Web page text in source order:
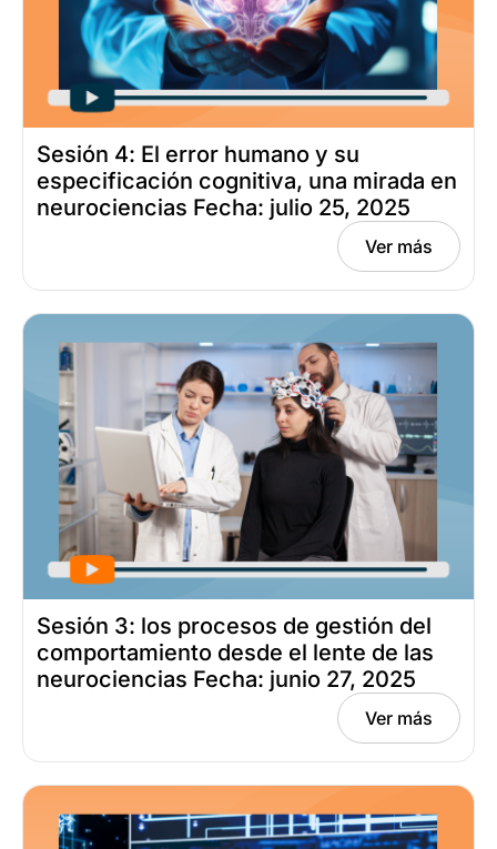
Sesión 4: El error humano y su
especificación cognitiva, una mirada en
neurociencias Fecha: julio 25, 2025
Ver más
Sesión 3: los procesos de gestión del
comportamiento desde el lente de las
neurociencias Fecha: junio 27, 2025
Ver más